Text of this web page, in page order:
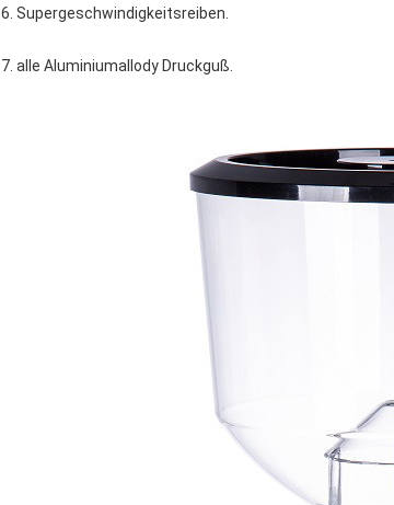
6. Supergeschwindigkeitsreiben.
7. alle Aluminiumallody Druckguß.